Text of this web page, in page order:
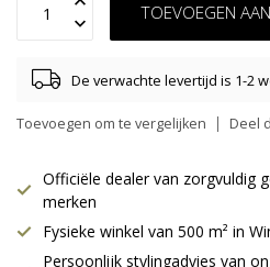
TOEVOEGEN
De verwachte levertijd is 1-2
Toevoegen om te vergelijken Deel
Officiële dealer van zorgvuldig
merken
Fysieke winkel van 500 m² in
Persoonlijk stylingadvies van